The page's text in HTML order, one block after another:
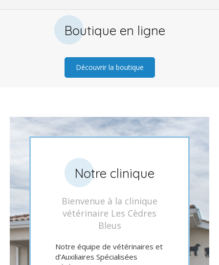
Boutique en ligne
Découvrir la boutique
Notre clinique
Bienvenue à la clinique
vétérinaire Les Cèdres
Bleus
Notre équipe de vétérinaires et
d’Auxiliaires Spécialisées